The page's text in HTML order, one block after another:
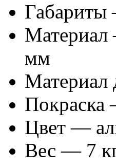
Материал
мм
Материал
Покраска
Цвет —
Вес — 7